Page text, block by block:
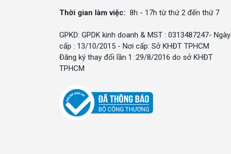
Thời gian làm việc: 8h - 17h từ thứ 2 đến thứ 7
GPKD: GPDK kinh doanh & MST : 0313487247- Ngày
cấp : 13/10/2015 - Nơi cấp: Sở KHĐT TPHCM
Đăng ký thay đổi lần 1 :29/8/2016 do sở KHĐT
TPHCM